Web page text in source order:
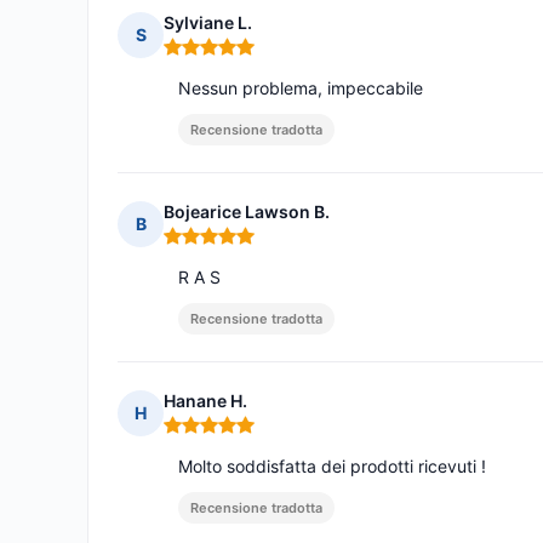
S
Sylviane L.
Nota: 5 su 5
Nessun problema, impeccabile
Recensione tradotta
B
Bojearice Lawson B.
Nota: 5 su 5
R A S
Recensione tradotta
H
Hanane H.
Nota: 5 su 5
Molto soddisfatta dei prodotti ricevuti !
Recensione tradotta